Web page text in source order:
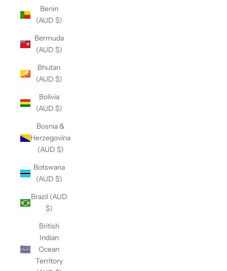
Benin
(AUD $)
Bermuda
(AUD $)
Bhutan
(AUD $)
Bolivia
(AUD $)
Bosnia &
Herzegovina
(AUD $)
Botswana
(AUD $)
Brazil (AUD
$)
British
Indian
Ocean
Territory